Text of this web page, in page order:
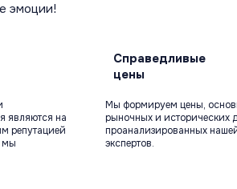
эмоции!
являются на
репутацией
мы
Справедливые
цены
Мы формируем цены,
рыночных и исторических
проанализированных
экспертов.